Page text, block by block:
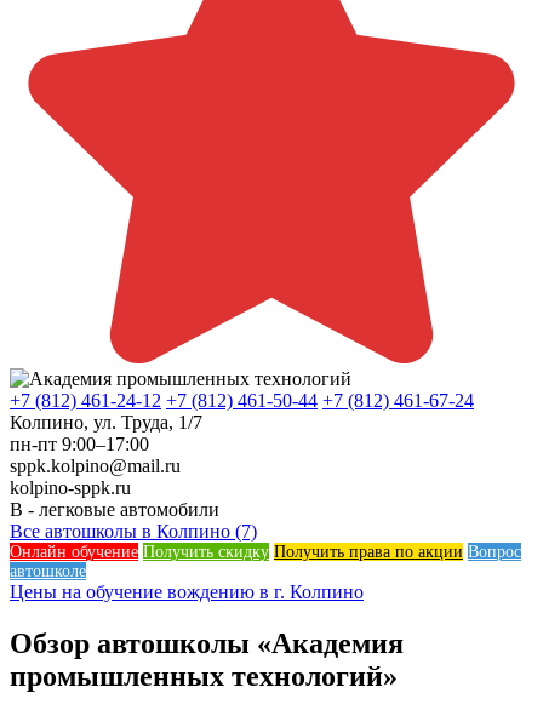
+7 (812) 461-24-12 +7 (812) 461-50-44 +7 (812) 461-67-24
Колпино, ул. Труда, 1/7
пн-пт 9:00–17:00
sppk.kolpino@mail.ru
kolpino-sppk.ru
B - легковые автомобили
Все автошколы в Колпино (7)
Онлайн обучение Получить скидку Получить права по акции Вопрос
автошколе
Цены на обучение вождению в г. Колпино
Обзор автошколы «Академия
промышленных технологий»